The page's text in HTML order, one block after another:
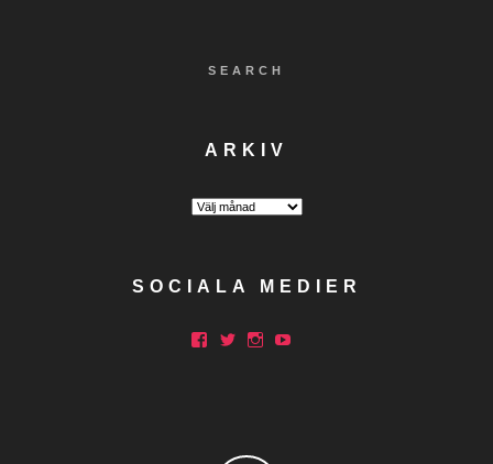
SEARCH
ARKIV
Arkiv
SOCIALA MEDIER
Facebook
Twitter
Instagram